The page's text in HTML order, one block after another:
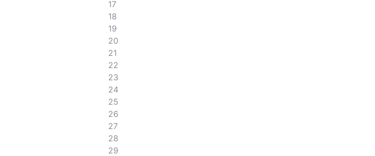
17
18
19
20
21
22
23
24
25
26
27
28
29